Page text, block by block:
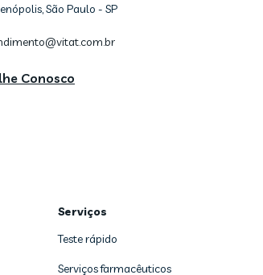
São Paulo - SP
Conosco
Serviços
Teste rápido
Serviços farmacêuticos